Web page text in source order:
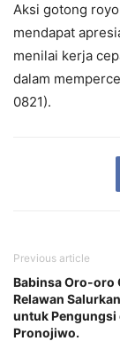
Aksi gotong
mendapat
menilai kerja
dalam
0821).
Previous article
Babinsa Oro-oro
Relawan
untuk Pengungsi
Pronojiwo.